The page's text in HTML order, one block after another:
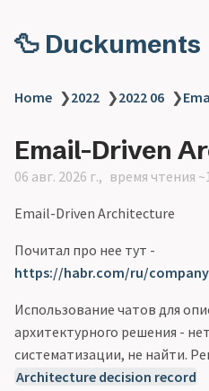
🦆 Duckuments
Home ❯2022 ❯2022 06 ❯
Email-Driven
06 авг. 2026 г. время чтения
Email-Driven Architecture
Почитал про нее тут -
https://habr.com/ru/
Использование чатов для
архитектурного решения -
систематизации, не найти.
Architecture decision record